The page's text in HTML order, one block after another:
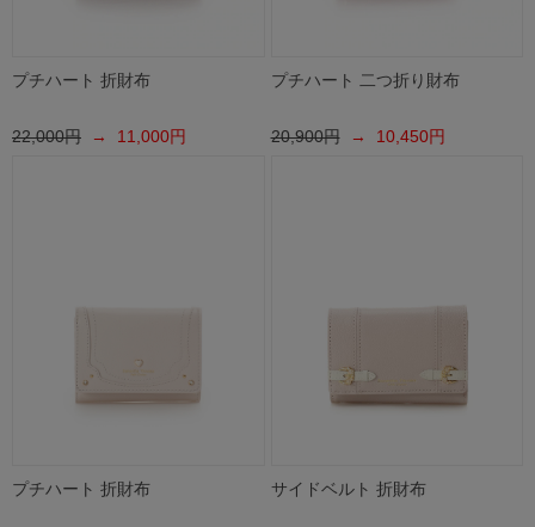
プチハート 折財布
22,000円 → 11,000円
プチハート 二つ折り財布
20,900円→ 10,450円
プチハート 折財布 サイドベルト 折財布